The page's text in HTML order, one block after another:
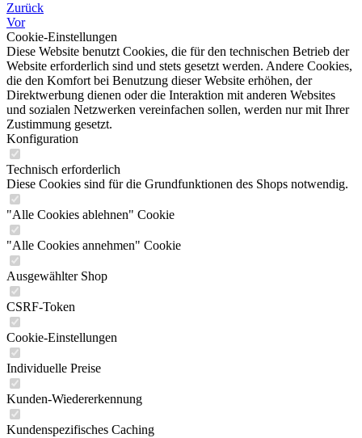
Zurück
Vor
Cookie-Einstellungen
Diese Website benutzt Cookies, die für den technischen Betrieb der
Website erforderlich sind und stets gesetzt werden. Andere Cookies,
die den Komfort bei Benutzung dieser Website erhöhen, der
Direktwerbung dienen oder die Interaktion mit anderen Websites
und sozialen Netzwerken vereinfachen sollen, werden nur mit Ihrer
Zustimmung gesetzt.
Konfiguration
Technisch erforderlich
Diese Cookies sind für die Grundfunktionen des Shops notwendig.
"Alle Cookies ablehnen" Cookie
"Alle Cookies annehmen" Cookie
Ausgewählter Shop
CSRF-Token
Cookie-Einstellungen
Individuelle Preise
Kunden-Wiedererkennung
Kundenspezifisches Caching